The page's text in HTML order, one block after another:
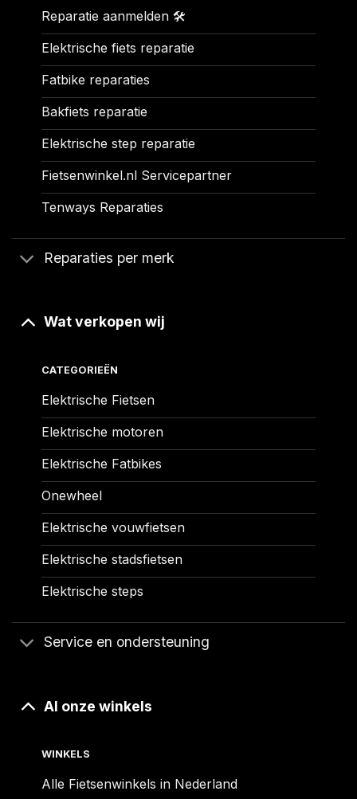
Reparatie aanmelden 🛠️
Elektrische fiets reparatie
Fatbike reparaties
Bakfiets reparatie
Elektrische step reparatie
Fietsenwinkel.nl Servicepartner
Tenways Reparaties
Reparaties per merk
Wat verkopen wij
CATEGORIEËN
Elektrische Fietsen
Elektrische motoren
Elektrische Fatbikes
Onewheel
Elektrische vouwfietsen
Elektrische stadsfietsen
Elektrische steps
Service en ondersteuning
Al onze winkels
WINKELS
Alle Fietsenwinkels in Nederland